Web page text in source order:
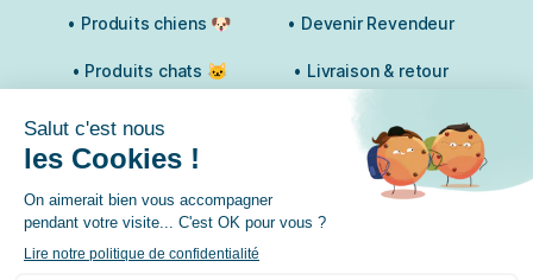
• Produits chiens 🐶
• Produits chats 🐱
• Demander conseil
• Devenir Revendeur
• Livraison & retour
Inscrivez-vous à la newsletter et bénéficiez de